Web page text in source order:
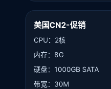
美国CN2-促销
CPU：2核
内存：8G
硬盘：1000GB SATA
带宽：30M